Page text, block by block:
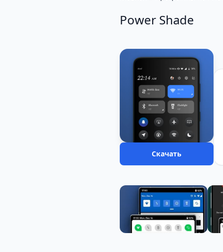
Power Shade
Скачать